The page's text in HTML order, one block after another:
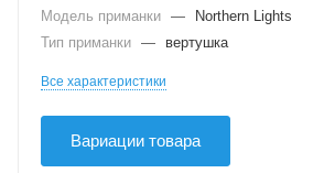
Модель приманки —
Northern Lights
Тип приманки — вертушка
Все характеристики
Вариации товара